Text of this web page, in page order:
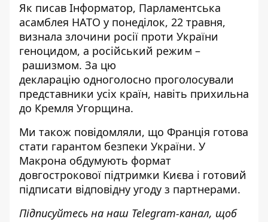
Як писав Інформатор, Парламентська
асамблея НАТО у понеділок, 22 травня,
визнала злочини росії проти України
геноцидом, а російський режим –
рашизмом. За цю
декларацію одноголосно проголосували
представники усіх країн, навіть прихильна
до Кремля Угорщина.
Ми також повідомляли, що Франція готова
стати гарантом безпеки України. У
Макрона обдумують формат
довгострокової підтримки Києва і готовий
підписати відповідну угоду з партнерами.
Підписуйтесь на наш Telegram-канал, щоб